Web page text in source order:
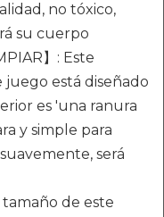
no tóxico,
su cuerpo
】: Este
está diseñado
es 'una ranura
y simple para
será
tamaño de este